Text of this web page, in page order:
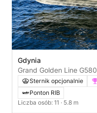
Gdynia
Grand Golden Line G580
Sternik opcjonalnie
Ponton RIB
Liczba osób: 11 · 5.8 m